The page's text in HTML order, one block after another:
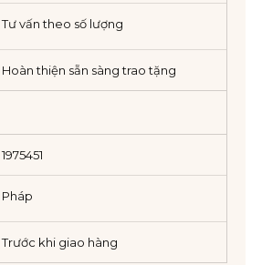
Tư vấn theo số lượng
Hoàn thiện sẵn sàng trao tặng
1975451
Pháp
Trước khi giao hàng